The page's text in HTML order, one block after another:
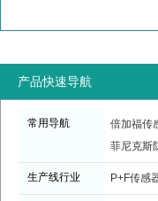
产品快速导航
常用导航 倍加福传
菲尼克斯
生产线行业 P+F传感